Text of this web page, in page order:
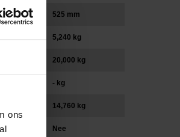
ons
525 mm
5,240 kg
(kg) 20,000 kg
- kg
14,760 kg
Nee